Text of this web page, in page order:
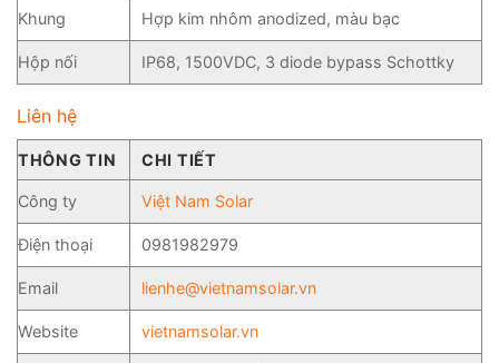
Khung Hợp kim nhôm anodized, màu bạc
Hộp nối IP68, 1500VDC, 3 diode bypass Schottky
Liên hệ
THÔNG TIN CHI TIẾT
Công ty Việt Nam Solar
Điện thoại 0981982979
Email lienhe@vietnamsolar.vn
Website vietnamsolar.vn